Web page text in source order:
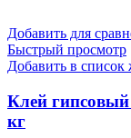
Добавить для
Быстрый просмотр
Добавить в список
Клей гипсовый
кг